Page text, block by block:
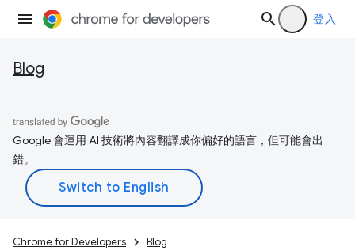
登入
Blog
Google 會運用 AI 技術將內容翻譯成你偏好的語言，但可能會出
錯。
Chrome for Developers Blog